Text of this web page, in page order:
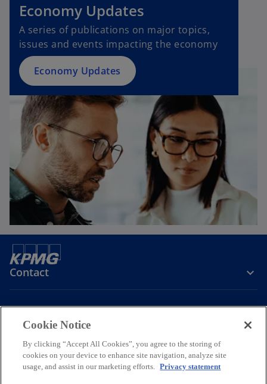
Economy Updates
A series of publications on major topics,
issues and events impacting the economy
Economy Updates
n
s
i
n
a
n
e
a
Contact
Media
Company
Cookie Notice
By clicking “Accept All Cookies”, you agree to the storing of
cookies on your device to enhance site navigation, analyze site
usage, and assist in our marketing efforts. Privacy statement